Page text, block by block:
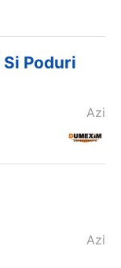
Poduri
Azi
Azi